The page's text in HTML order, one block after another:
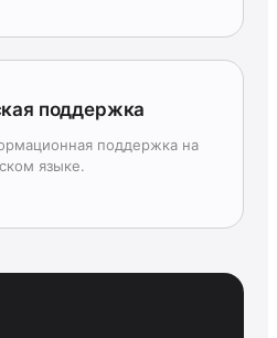
поддержка
поддержка на
языке.